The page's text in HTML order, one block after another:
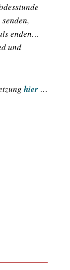
enden…
und
hier …